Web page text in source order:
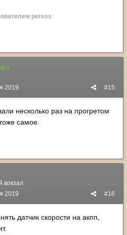
peress
1
#15
2019
несколько раз на прогретом
самое.
вокзал
#16
2019
датчик скорости на акпп,